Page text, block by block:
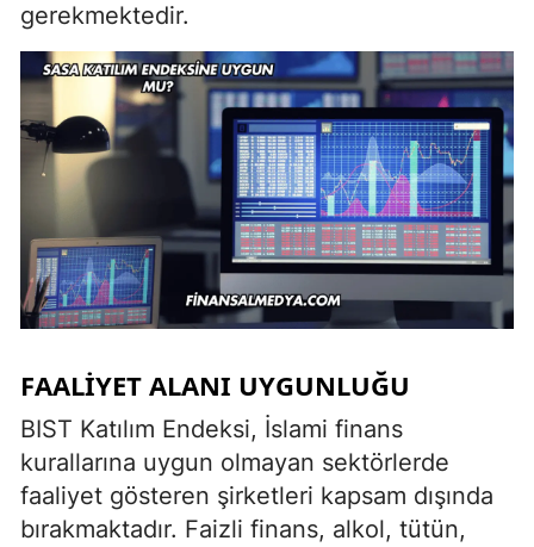
gerekmektedir.
FAALIYET ALANI UYGUNLUĞU
BIST Katılım Endeksi, İslami finans
kurallarına uygun olmayan sektörlerde
faaliyet gösteren şirketleri kapsam dışında
bırakmaktadır. Faizli finans, alkol, tütün,